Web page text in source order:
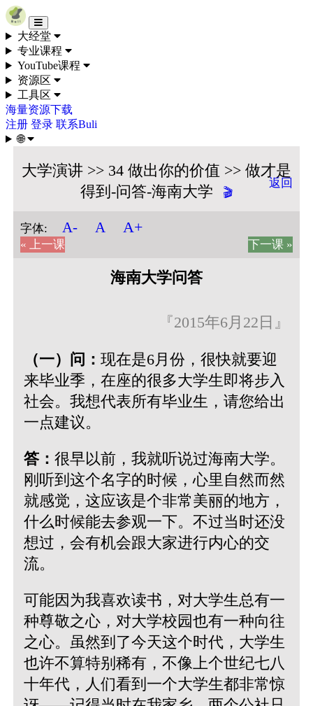
Skip to content
大经堂
专业课程
YouTube课程
资源区
工具区
海量资源下载
注册 登录 联系Buli
🌐
大学演讲 >> 34 做出你的价值 >> 做才是
得到-问答-海南大学
🎬
返回
字体: A- A A+
« 上一课 下一课 »
海南大学问答
『2015年6月22日』
（一）问： 现在是6月份，很快就要迎
来毕业季，在座的很多大学生即将步入
社会。我想代表所有毕业生，请您给出
一点建议。
答： 很早以前，我就听说过海南大学。
刚听到这个名字的时候，心里自然而然
就感觉，这应该是个非常美丽的地方，
什么时候能去参观一下。不过当时还没
想过，会有机会跟大家进行内心的交
流。
可能因为我喜欢读书，对大学生总有一
种尊敬之心，对大学校园也有一种向往
之心。虽然到了今天这个时代，大学生
也许不算特别稀有，不像上个世纪七八
十年代，人们看到一个大学生都非常惊